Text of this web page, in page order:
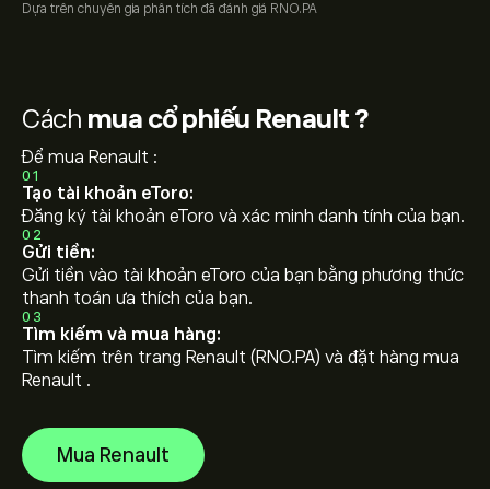
Dựa trên chuyên gia phân tích đã đánh giá RNO.PA
Cách mua cổ phiếu Renault ?
Để mua Renault :
01
Tạo tài khoản eToro:
Đăng ký tài khoản eToro và xác minh danh tính của bạn.
02
Gửi tiền:
Gửi tiền vào tài khoản eToro của bạn bằng phương thức
thanh toán ưa thích của bạn.
03
Tìm kiếm và mua hàng:
Tìm kiếm trên trang Renault (RNO.PA) và đặt hàng mua
Renault .
Mua Renault